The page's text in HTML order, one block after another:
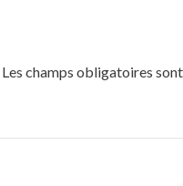
Les champs obligatoires